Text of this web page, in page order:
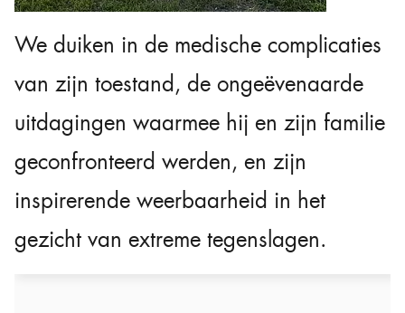
We duiken in de medische complicaties
van zijn toestand, de ongeëvenaarde
uitdagingen waarmee hij en zijn familie
geconfronteerd werden, en zijn
inspirerende weerbaarheid in het
gezicht van extreme tegenslagen.